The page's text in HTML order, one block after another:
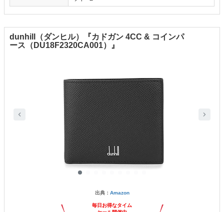
dunhill（ダンヒル）『カドガン 4CC & コインパ
ース（DU18F2320CA001）』
出典： Amazon
毎日お得なタイム